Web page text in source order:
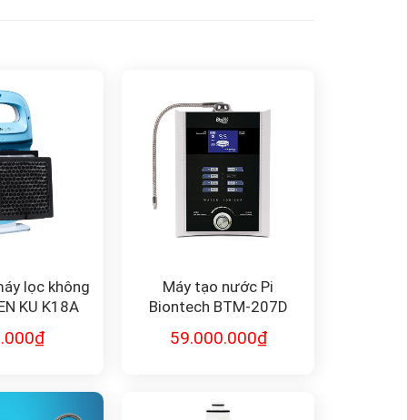
lọc không
KU K18A
₫
Máy tạo nước Pi
Biontech BTM-207D
59.000.000₫